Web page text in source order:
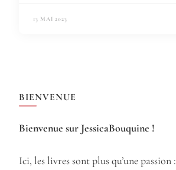
13 MAI 2023
BIENVENUE
Bienvenue sur JessicaBouquine !
Ici, les livres sont plus qu’une passion